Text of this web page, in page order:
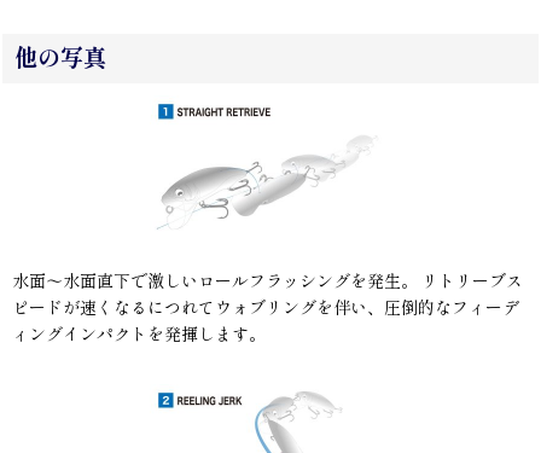
他の写真
水面〜水面直下で激しいロールフラッシングを発生。 リトリーブス
ピードが速くなるにつれてウォブリングを伴い、圧倒的なフィーデ
ィングインパクトを発揮します。